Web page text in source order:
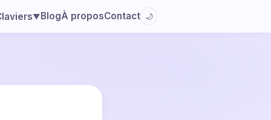
▼BlogÀ proposContact 🌙